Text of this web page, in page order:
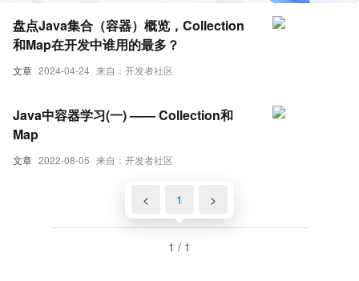
文章 2024-04-24 来自：开发者社区
盘点Java集合（容器）概览，Collection
和Map在开发中谁用的最多？
文章 2022-08-05 来自：开发者社区
Java中容器学习(一) —— Collection和
Map
< 1 >
1 / 1